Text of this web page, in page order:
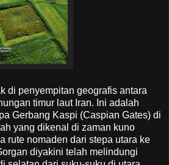
di penyempitan geografis antara
timur laut Iran. Ini adalah
Gerbang Kaspi (Caspian Gates) di
yang dikenal di zaman kuno
rute nomaden dari stepa utara ke
diyakini telah melindungi